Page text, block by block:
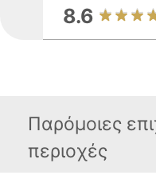
8.6
Παρόμοιες
περιοχές